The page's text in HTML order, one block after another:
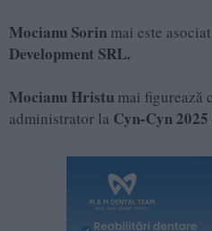
Mocianu Sorin mai este
Development SRL.
Mocianu Hristu mai figurează
administrator la Cyn-Cyn